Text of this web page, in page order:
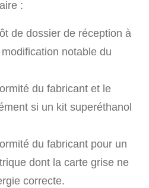
:
de dossier de réception à
notable du
du fabricant et le
si un kit superéthanol
du fabricant pour un
dont la carte grise ne
correcte.